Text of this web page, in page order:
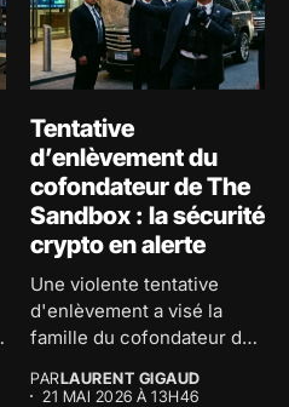
Tentative
d’enlèvement du
cofondateur de The
Sandbox : la sécurité
crypto en alerte
Une violente tentative
d'enlèvement a visé la
famille du cofondateur de
PARLAURENT GIGAUD
21 MAI 2026 À 13H46